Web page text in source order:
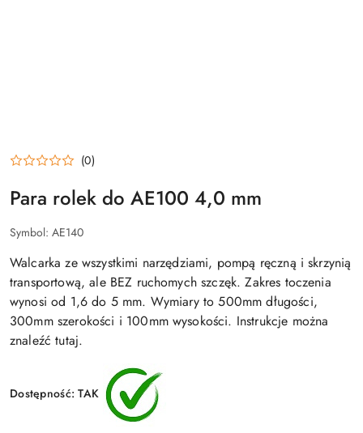
(0)
Para rolek do AE100 4,0 mm
Symbol: AE140
Walcarka ze wszystkimi narzędziami, pompą ręczną i skrzynią
transportową, ale BEZ ruchomych szczęk. Zakres toczenia
wynosi od 1,6 do 5 mm. Wymiary to 500mm długości,
300mm szerokości i 100mm wysokości. Instrukcje można
znaleźć tutaj.
Dostępność:TAK